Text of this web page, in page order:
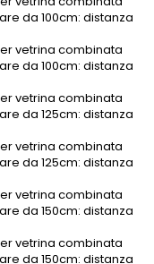
da 100cm: distanza
vetrina combinata
da 100cm: distanza
vetrina combinata
da 125cm: distanza
vetrina combinata
da 125cm: distanza
vetrina combinata
da 150cm: distanza
vetrina combinata
da 150cm: distanza